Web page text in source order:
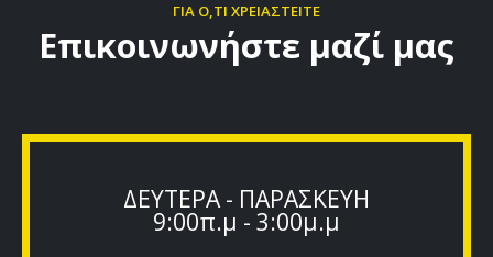
ΓΙΑ Ο,ΤΙ ΧΡΕΙΑΣΤΕΙΤΕ
Επικοινωνήστε μαζί μας
ΔΕΥΤΕΡΑ - ΠΑΡΑΣΚΕΥΗ
9:00π.μ - 3:00μ.μ